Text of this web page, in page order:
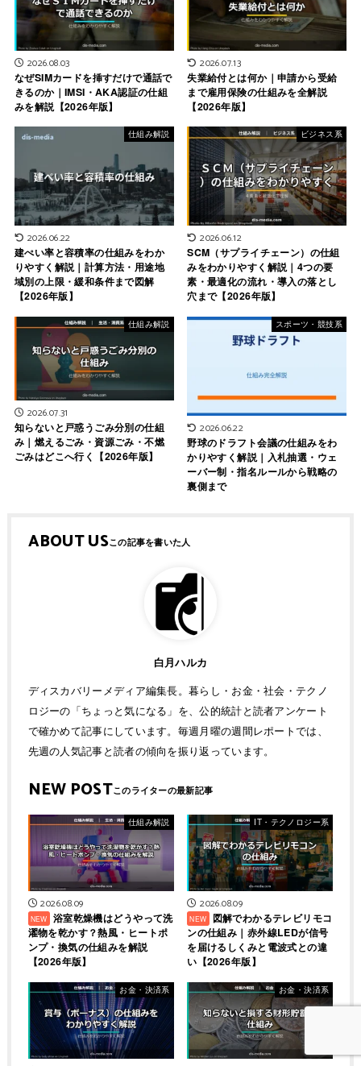
2026.08.03
なぜSIMカードを挿すだけで通話で
きるのか｜IMSI・AKA認証の仕組
みを解説【2026年版】
2026.07.13
失業給付とは何か｜申請から受給
まで雇用保険の仕組みを全解説
【2026年版】
仕組み解説
2026.06.22
建ぺい率と容積率の仕組みをわか
りやすく解説｜計算方法・用途地
域別の上限・緩和条件まで図解
【2026年版】
ビジネス系
2026.06.12
SCM（サプライチェーン）の仕組
みをわかりやすく解説｜4つの要
素・最適化の流れ・導入の落とし
穴まで【2026年版】
仕組み解説
2026.07.31
知らないと戸惑うごみ分別の仕組
み｜燃えるごみ・資源ごみ・不燃
ごみはどこへ行く【2026年版】
スポーツ・競技系
2026.06.22
野球のドラフト会議の仕組みをわ
かりやすく解説｜入札抽選・ウェ
ーバー制・指名ルールから戦略の
裏側まで
ABOUT US
白月ハルカ
ディスカバリーメディア編集長。暮らし・お金・社会・テクノ
ロジーの「ちょっと気になる」を、公的統計と読者アンケート
で確かめて記事にしています。毎週月曜の週間レポートでは、
先週の人気記事と読者の傾向を振り返っています。
NEW POST
仕組み解説
2026.08.09
浴室乾燥機はどうやって洗
濯物を乾かす？熱風・ヒートポ
ンプ・換気の仕組みを解説
【2026年版】
IT・テクノロジー系
2026.08.09
図解でわかるテレビリモコ
ンの仕組み｜赤外線LEDが信号
を届けるしくみと電波式との違
い【2026年版】
お金・決済系 お金・決済系